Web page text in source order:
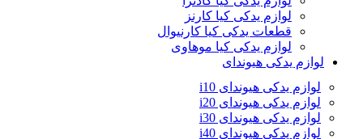
لوازم یدکی کیا کارنز
قطعات یدکی کیا کارنیوال
لوازم یدکی کیا موهاوی
لوازم یدکی هیوندای
لوازم یدکی هیوندای i10
لوازم یدکی هیوندای i20
لوازم یدکی هیوندای i30
لوازم یدکی هیوندای i40